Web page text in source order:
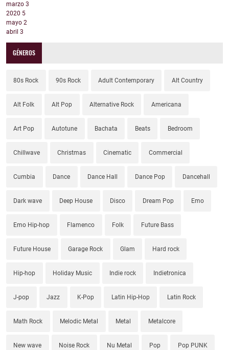
marzo 3
2020 5
mayo 2
abril 3
GÉNEROS
80s Rock 90s Rock Adult Contemporary Alt Country
Alt Folk Alt Pop Alternative Rock Americana
Art Pop Autotune Bachata Beats Bedroom
Chillwave Christmas Cinematic Commercial
Cumbia Dance Dance Hall Dance Pop Dancehall
Dark wave Deep House Disco Dream Pop Emo
Emo Hip-hop Flamenco Folk Future Bass
Future House Garage Rock Glam Hard rock
Hip-hop Holiday Music Indie rock Indietronica
J-pop Jazz K-Pop Latin Hip-Hop Latin Rock
Math Rock Melodic Metal Metal Metalcore
New wave Noise Rock Nu Metal Pop Pop PUNK